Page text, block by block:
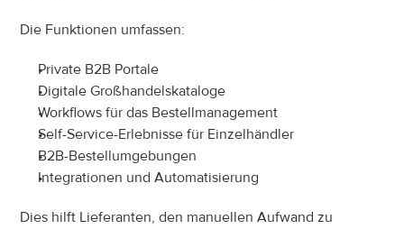
Die Funktionen umfassen:
Private B2B Portale
Digitale Großhandelskataloge
Workflows für das Bestellmanagement
Self-Service-Erlebnisse für Einzelhändler
B2B-Bestellumgebungen
Integrationen und Automatisierung
Dies hilft Lieferanten, den manuellen Aufwand zu